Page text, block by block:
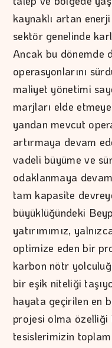
kaynaklı artan
sektör genelinde
Ancak bu dönemde
operasyonlarını
maliyet yönetimi
marjları elde
yandan mevcut
artırmaya devam
vadeli büyüme ve
odaklanmaya
tam kapasite
büyüklüğündeki
yatırımımız,
optimize eden bir
karbon nötr
bir eşik niteliği
hayata geçirilen en
projesi olma özelliği
tesislerimizin toplam